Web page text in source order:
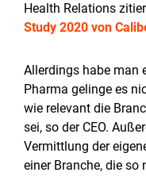
Health Relations
Study 2020 von
Allerdings habe man
Pharma gelinge es
wie relevant die
sei, so der CEO.
Vermittlung der
einer Branche, die so